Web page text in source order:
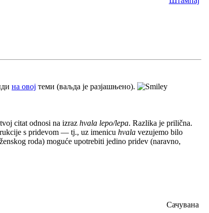
на овој теми (ваљда је разјашњено).
citat odnosi na izraz hvala lepo/lepa. Razlika je prilična.
s pridevom — tj., uz imenicu hvala vezujemo bilo
roda) moguće upotrebiti jedino pridev (naravno,
Сачувана